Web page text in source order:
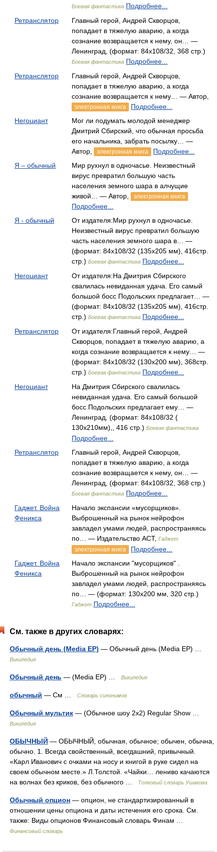
Боевая фантастика Подробнее...
Ретранслятор
Главный герой, Андрей Скворцов,
попадает в тяжелую аварию, а когда
сознание возвращается к нему, он… —
Ленинград, (формат: 84x108/32, 368 стр.)
Боевая фантастика Подробнее...
Ретранслятор
Главный герой, Андрей Скворцов,
попадает в тяжелую аварию, а когда
сознание возвращается к нему… — Автор,
электронная книга
Подробнее...
Негоциант
Мог ли подумать молодой менеджер
Дмитрий Сбирский, что обычная просьба
его начальника, забрать посылку… —
Автор,
электронная книга
Подробнее...
Я – обычный
Мир рухнул в одночасье. Неизвестный
вирус превратил большую часть
населения земного шара в алчущие
живой… — Автор,
электронная книга
Подробнее...
Я - обычный
От издателя:Мир рухнул в одночасье.
Неизвестный вирус превратил большую
часть населения земного шара в… —
(формат: 84х108/32 (135х205 мм), 416стр.
стр.) Боевая фантастика Подробнее...
Негоциант
От издателя:На Дмитрия Сбирского
свалилась невиданная удача. Его самый
большой босс Подольских предлагает… —
(формат: 84х108/32 (135х205 мм), 416стр.
стр.) Боевая фантастика Подробнее...
Ретранслятор
От издателя:Главный герой, Андрей
Скворцов, попадает в тяжелую аварию, а
когда сознание возвращается к нему… —
(формат: 84x108/32 (130х200 мм), 368стр.
стр.) Боевая фантастика Подробнее...
Негоциант
На Дмитрия Сбирского свалилась
невиданная удача. Его самый большой
босс Подольских предлагает ему… —
Ленинград, (формат: 84x108/32 (
130x210мм),, 416 стр.) Боевая фантастика
Подробнее...
Ретранслятор
Главный герой, Андрей Скворцов,
попадает в тяжелую аварию, а когда
сознание возвращается к нему, он… —
Ленинград, (формат: 84x108/32, 368 стр.)
Боевая фантастика Подробнее...
Гаджет. Война
Феникса
Начало экспансии «мусорщиков».
Выброшенный на рынок нейрофон
завладел умами людей, распространяясь
по… — Издательство АСТ, Гаджет
электронная книга
Подробнее...
Гаджет. Война
Феникса
Начало экспансии "мусорщиков" .
Выброшенный на рынок нейрофон
завладел умами людей, распространяясь
по… — (формат: 130х200 мм, 320 стр.)
Гаджет Подробнее...
См. также в других словарях:
Обычный день (Media EP) — Обычный день (Media EP) …
Википедия
Обычный день — (Media EP) … Википедия
обычный — См … Словарь синонимов
Обычный мультик — (Обычное шоу 2х2) Regular Show …
Википедия
ОБЫЧНЫЙ — ОБЫЧНЫЙ, обычная, обычное; обычен, обычна,
обычно. 1. Всегда свойственный, всегдашний, привычный.
«Карл Иванович с очками на носу и книгой в руке сидел на
своем обычном месте.» Л.Толстой. «Чайки… лениво качаются
на волнах без криков, без обычного …
Толковый словарь Ушакова
Обычный опцион — опцион, не стандартизированный в
отношении цены опциона и даты истечения его срока. См.
также: Виды опционов Финансовый словарь Финам …
Финансовый словарь